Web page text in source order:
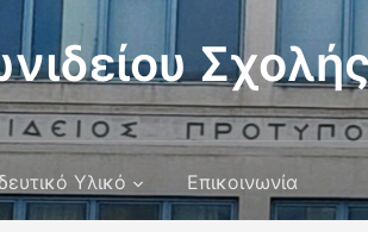
Υλικό Επικοινωνία